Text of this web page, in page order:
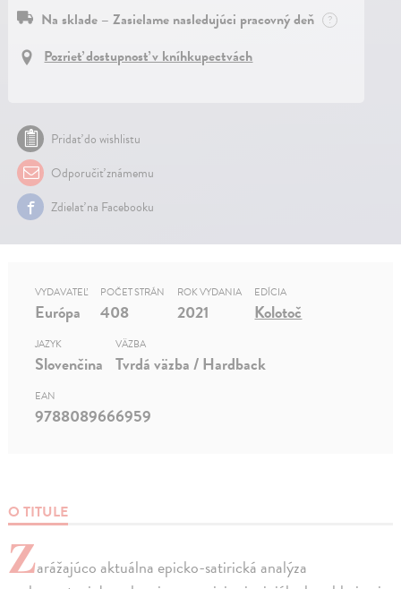
Na sklade – Zasielame nasledujúci pracovný deň ?
Pozrieť dostupnosť v kníhkupectvách
Pridať do wishlistu
Odporučiť známemu
Zdielať na Facebooku
O TITULE
Zarážajúco aktuálna epicko-satirická analýza
VYDAVATEĽ
Európa
POČET STRÁN
408
ROK VYDANIA
2021
EDÍCIA
Kolotoč
JAZYK
Slovenčina
VÄZBA
Tvrdá väzba / Hardback
EAN
9788089666959